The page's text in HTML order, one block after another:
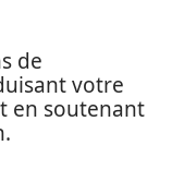
de
votre
en soutenant